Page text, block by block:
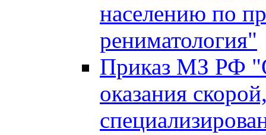
населению по
рениматология"
Приказ МЗ РФ
оказания